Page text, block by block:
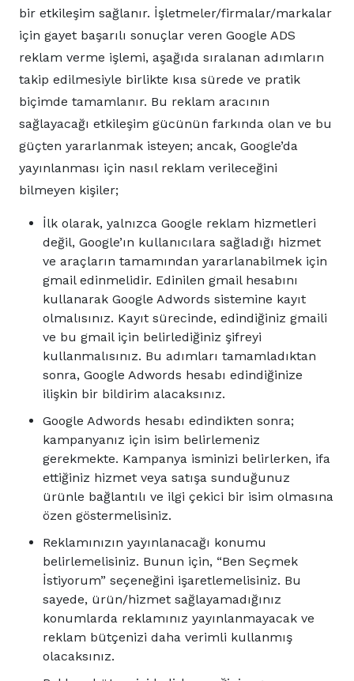
bir etkileşim sağlanır. İşletmeler/firmalar/markalar
için gayet başarılı sonuçlar veren Google ADS
reklam verme işlemi, aşağıda sıralanan adımların
takip edilmesiyle birlikte kısa sürede ve pratik
biçimde tamamlanır. Bu reklam aracının
sağlayacağı etkileşim gücünün farkında olan ve bu
güçten yararlanmak isteyen; ancak, Google’da
yayınlanması için nasıl reklam verileceğini
bilmeyen kişiler;
İlk olarak, yalnızca Google reklam hizmetleri
değil, Google’ın kullanıcılara sağladığı hizmet
ve araçların tamamından yararlanabilmek için
gmail edinmelidir. Edinilen gmail hesabını
kullanarak Google Adwords sistemine kayıt
olmalısınız. Kayıt sürecinde, edindiğiniz gmaili
ve bu gmail için belirlediğiniz şifreyi
kullanmalısınız. Bu adımları tamamladıktan
sonra, Google Adwords hesabı edindiğinize
ilişkin bir bildirim alacaksınız.
Google Adwords hesabı edindikten sonra;
kampanyanız için isim belirlemeniz
gerekmekte. Kampanya isminizi belirlerken, ifa
ettiğiniz hizmet veya satışa sunduğunuz
ürünle bağlantılı ve ilgi çekici bir isim olmasına
özen göstermelisiniz.
Reklamınızın yayınlanacağı konumu
belirlemelisiniz. Bunun için, “Ben Seçmek
İstiyorum” seçeneğini işaretlemelisiniz. Bu
sayede, ürün/hizmet sağlayamadığınız
konumlarda reklamınız yayınlanmayacak ve
reklam bütçenizi daha verimli kullanmış
olacaksınız.